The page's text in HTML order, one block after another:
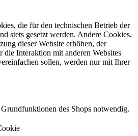
die für den technischen Betrieb der
stets gesetzt werden. Andere Cookies,
dieser Website erhöhen, der
Interaktion mit anderen Websites
sollen, werden nur mit Ihrer
des Shops notwendig.